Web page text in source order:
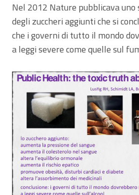
Nel 2012 Nature pubblicava uno
degli zuccheri aggiunti che si
che i governi di tutto il mondo
a leggi severe come quelle sul